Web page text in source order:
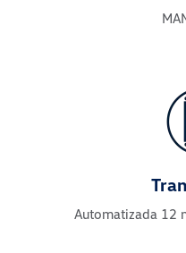
Automatizada 12